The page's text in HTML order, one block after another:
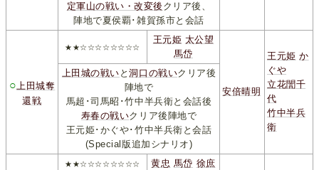
定軍山の戦い・改変後 クリア後、
陣地で夏侯覇･雑賀孫市と会話
○上田城奪
還戦
★★☆☆☆☆☆☆☆☆
王元姫 太公望
馬岱
安倍晴明
王元姫 か
ぐや
立花誾千
代
竹中半兵
衛
上田城の戦い と洞口の戦いクリア後
陣地で
馬超･司馬昭･竹中半兵衛と会話後
寿春の戦いクリア後陣地で
王元姫･かぐや･竹中半兵衛と会話
(Special版追加シナリオ)
★★☆☆☆☆☆☆☆☆ 黄忠 馬岱 徐庶